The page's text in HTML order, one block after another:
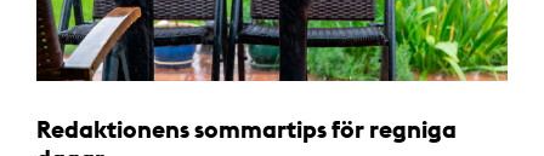
Redaktionens sommartips för regniga